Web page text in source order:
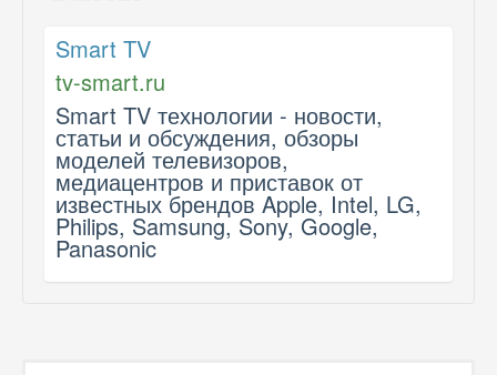
Smart TV
tv-smart.ru
Smart TV технологии - новости,
статьи и обсуждения, обзоры
моделей телевизоров,
медиацентров и приставок от
известных брендов Apple, Intel, LG,
Philips, Samsung, Sony, Google,
Panasonic